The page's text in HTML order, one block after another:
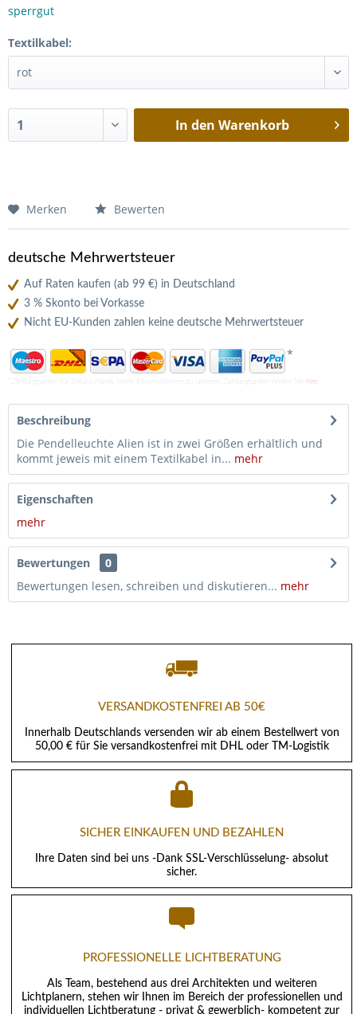
sperrgut
Textilkabel:
In den Warenkorb
Merken Bewerten
deutsche Mehrwertsteuer
Auf Raten kaufen (ab 99 €) in Deutschland
3 % Skonto bei Vorkasse
Nicht EU-Kunden zahlen keine deutsche Mehrwertsteuer
*
*Zahlungsarten für Deutschland. Mehr Informationen zu unseren Zahlungsarten finden Sie hier
Beschreibung
Die Pendelleuchte Alien ist in zwei Größen erhältlich und
kommt jeweis mit einem Textilkabel in... mehr
Eigenschaften
mehr
Bewertungen
0
Bewertungen lesen, schreiben und diskutieren... mehr
VERSANDKOSTENFREI AB 50€
Innerhalb Deutschlands versenden wir ab einem Bestellwert von
50,00 € für Sie versandkostenfrei mit DHL oder TM-Logistik
SICHER EINKAUFEN UND BEZAHLEN
Ihre Daten sind bei uns -Dank SSL-Verschlüsselung- absolut
sicher.
PROFESSIONELLE LICHTBERATUNG
Als Team, bestehend aus drei Architekten und weiteren
Lichtplanern, stehen wir Ihnen im Bereich der professionellen und
individuellen Lichtberatung - privat & gewerblich- kompetent zur